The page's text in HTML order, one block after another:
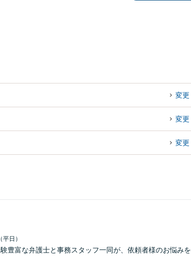
変更
変更
変更
日）
豊富な弁護士と事務スタッフ一同が、依頼者様のお悩みを